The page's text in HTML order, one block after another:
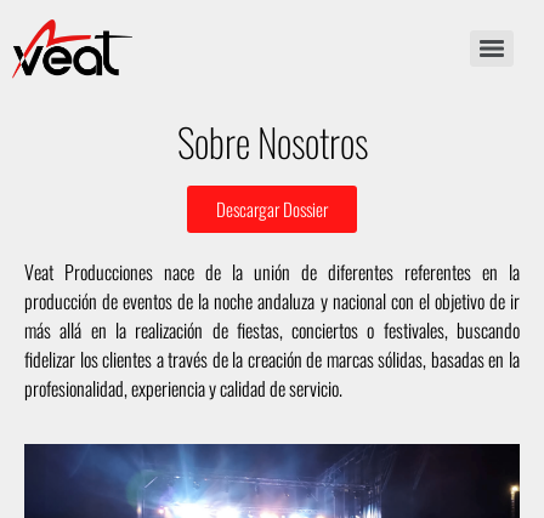
Sobre Nosotros
Descargar Dossier
Veat Producciones nace de la unión de diferentes referentes en la
producción de eventos de la noche andaluza y nacional con el objetivo de ir
más allá en la realización de fiestas, conciertos o festivales, buscando
fidelizar los clientes a través de la creación de marcas sólidas, basadas en la
profesionalidad, experiencia y calidad de servicio.